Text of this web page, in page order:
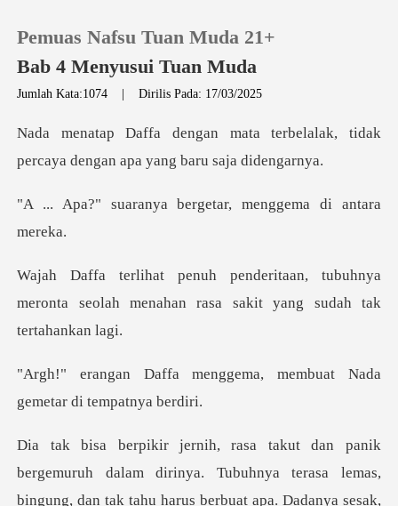
0
Riwayat Membaca
Unduh Aplikasi
Pemuas Nafsu Tuan Muda 21+
Bab 4 Menyusui Tuan Muda
Jumlah Kata:1074 |Dirilis Pada: 17/03/2025
terbelalak, tidak
percaya denga
ya bergetar, mengge
, tubuhnya
meronta seolah menahan rasa
nggema, membuat Nada
gem
rinya. Tubuhnya terasa lemas,
bingung, dan tak tahu harus berbuat apa.